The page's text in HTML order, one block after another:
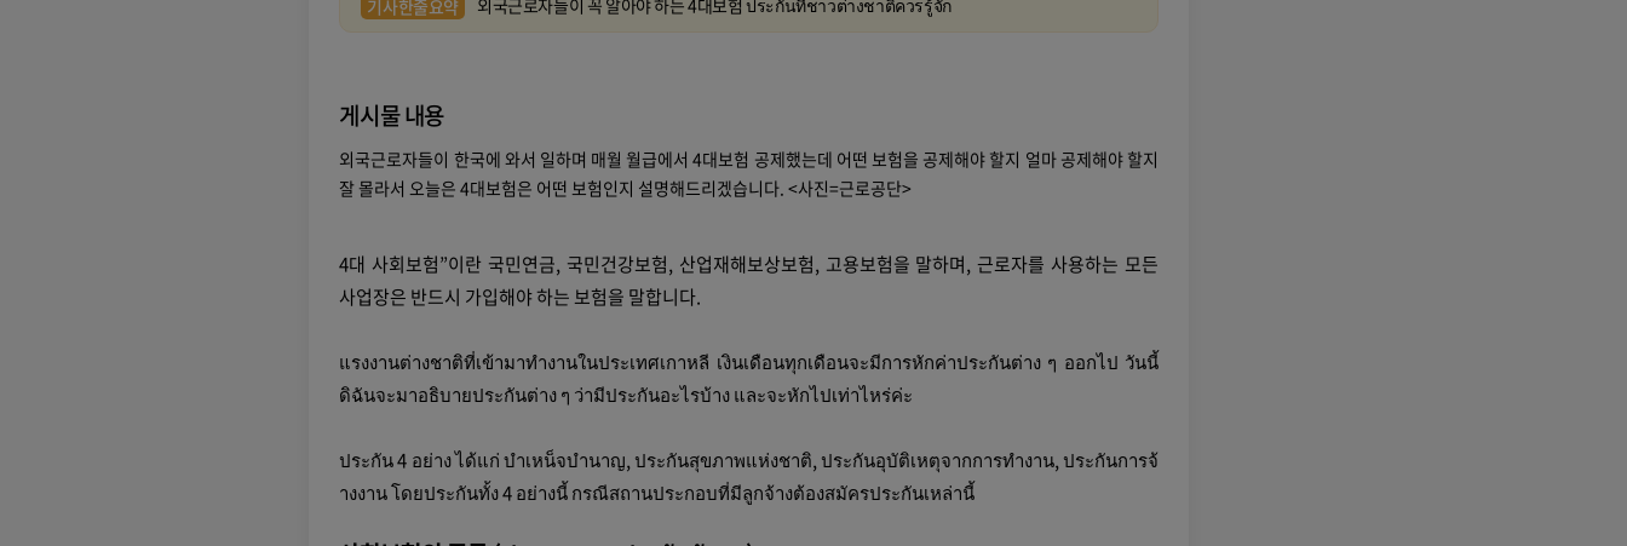
기사한줄요약
게시물 내용
외국근로자들이 한국에 와서 일하며 매월 월급에서 4대보험 공제했는데 어떤 보험을 공제해야 할지 얼마 공제해야 할지
잘 몰라서 오늘은 4대보험은 어떤 보험인지 설명해드리겠습니다. <사진=근로공단>
4대 사회보험”이란 국민연금, 국민건강보험, 산업재해보상보험, 고용보험을 말하며, 근로자를 사용하는 모든
사업장은 반드시 가입해야 하는 보험을 말합니다.
แรงงานต่างชาติที่เข้ามาทำงานในประเทศเกาหลี เงินเดือนทุกเดือนจะมีการหักค่าประกันต่าง ๆ ออกไป วันนี้
ดิฉันจะมาอธิบายประกันต่าง ๆ ว่ามีประกันอะไรบ้าง และจะหักไปเท่าไหร่ค่ะ
ประกัน 4 อย่าง ได้แก่ บำเหน็จบำนาญ, ประกันสุขภาพแห่งชาติ, ประกันอุบัติเหตุจากการทำงาน, ประกันการจ้
างงาน โดยประกันทั้ง 4 อย่างนี้ กรณีสถานประกอบที่มีลูกจ้างต้องสมัครประกันเหล่านี้